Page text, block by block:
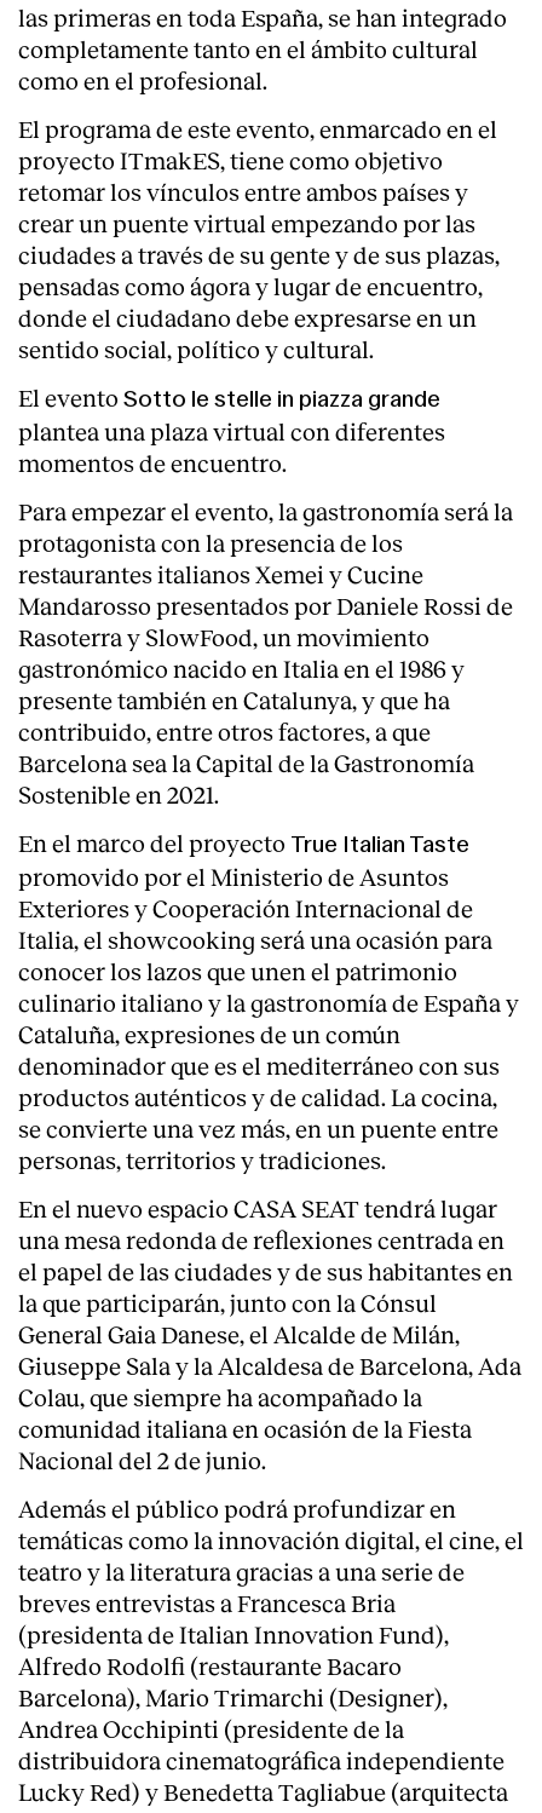
las primeras en toda España, se han integrado
completamente tanto en el ámbito cultural
como en el profesional.
El programa de este evento, enmarcado en el
proyecto ITmakES, tiene como objetivo
retomar los vínculos entre ambos países y
crear un puente virtual empezando por las
ciudades a través de su gente y de sus plazas,
pensadas como ágora y lugar de encuentro,
donde el ciudadano debe expresarse en un
sentido social, político y cultural.
El evento Sotto le stelle in piazza grande
plantea una plaza virtual con diferentes
momentos de encuentro.
Para empezar el evento, la gastronomía será la
protagonista con la presencia de los
restaurantes italianos Xemei y Cucine
Mandarosso presentados por Daniele Rossi de
Rasoterra y SlowFood, un movimiento
gastronómico nacido en Italia en el 1986 y
presente también en Catalunya, y que ha
contribuido, entre otros factores, a que
Barcelona sea la Capital de la Gastronomía
Sostenible en 2021.
En el marco del proyecto True Italian Taste
promovido por el Ministerio de Asuntos
Exteriores y Cooperación Internacional de
Italia, el showcooking será una ocasión para
conocer los lazos que unen el patrimonio
culinario italiano y la gastronomía de España y
Cataluña, expresiones de un común
denominador que es el mediterráneo con sus
productos auténticos y de calidad. La cocina,
se convierte una vez más, en un puente entre
personas, territorios y tradiciones.
En el nuevo espacio CASA SEAT tendrá lugar
una mesa redonda de reflexiones centrada en
el papel de las ciudades y de sus habitantes en
la que participarán, junto con la Cónsul
General Gaia Danese, el Alcalde de Milán,
Giuseppe Sala y la Alcaldesa de Barcelona, Ada
Colau, que siempre ha acompañado la
comunidad italiana en ocasión de la Fiesta
Nacional del 2 de junio.
Además el público podrá profundizar en
temáticas como la innovación digital, el cine, el
teatro y la literatura gracias a una serie de
breves entrevistas a Francesca Bria
(presidenta de Italian Innovation Fund),
Alfredo Rodolfi (restaurante Bacaro
Barcelona), Mario Trimarchi (Designer),
Andrea Occhipinti (presidente de la
distribuidora cinematográfica independiente
Lucky Red) y Benedetta Tagliabue (arquitecta